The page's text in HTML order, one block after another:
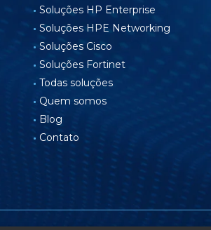
Soluções HP Enterprise
Soluções HPE Networking
Soluções Cisco
Soluções Fortinet
Todas soluções
Quem somos
Blog
Contato